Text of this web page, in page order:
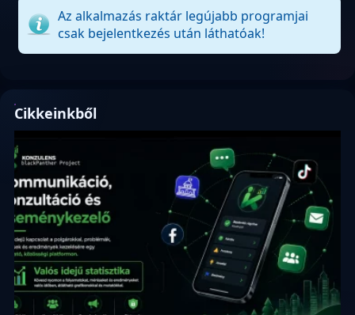
Az alkalmazás raktár legújabb programjai
csak bejelentkezés után láthatóak!
Cikkeinkből